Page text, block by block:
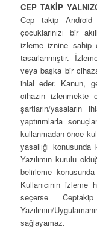
CEP TAKİP
Cep takip Android
çocuklarınızı bir
izleme iznine sahip
tasarlanmıştır.
veya başka bir
ihlal eder. Kanun,
cihazın izlenmekte
şartların/
yaptırımlarla
kullanmadan önce
yasallığı konusunda
Yazılımın kurulu
belirleme
Kullanıcının izleme
seçerse
Yazılımın/
sağlayamaz.